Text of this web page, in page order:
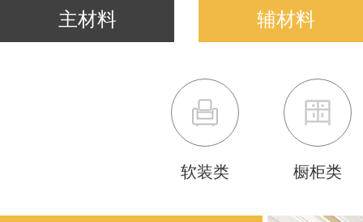
主材料 辅材料
软装类 橱柜类